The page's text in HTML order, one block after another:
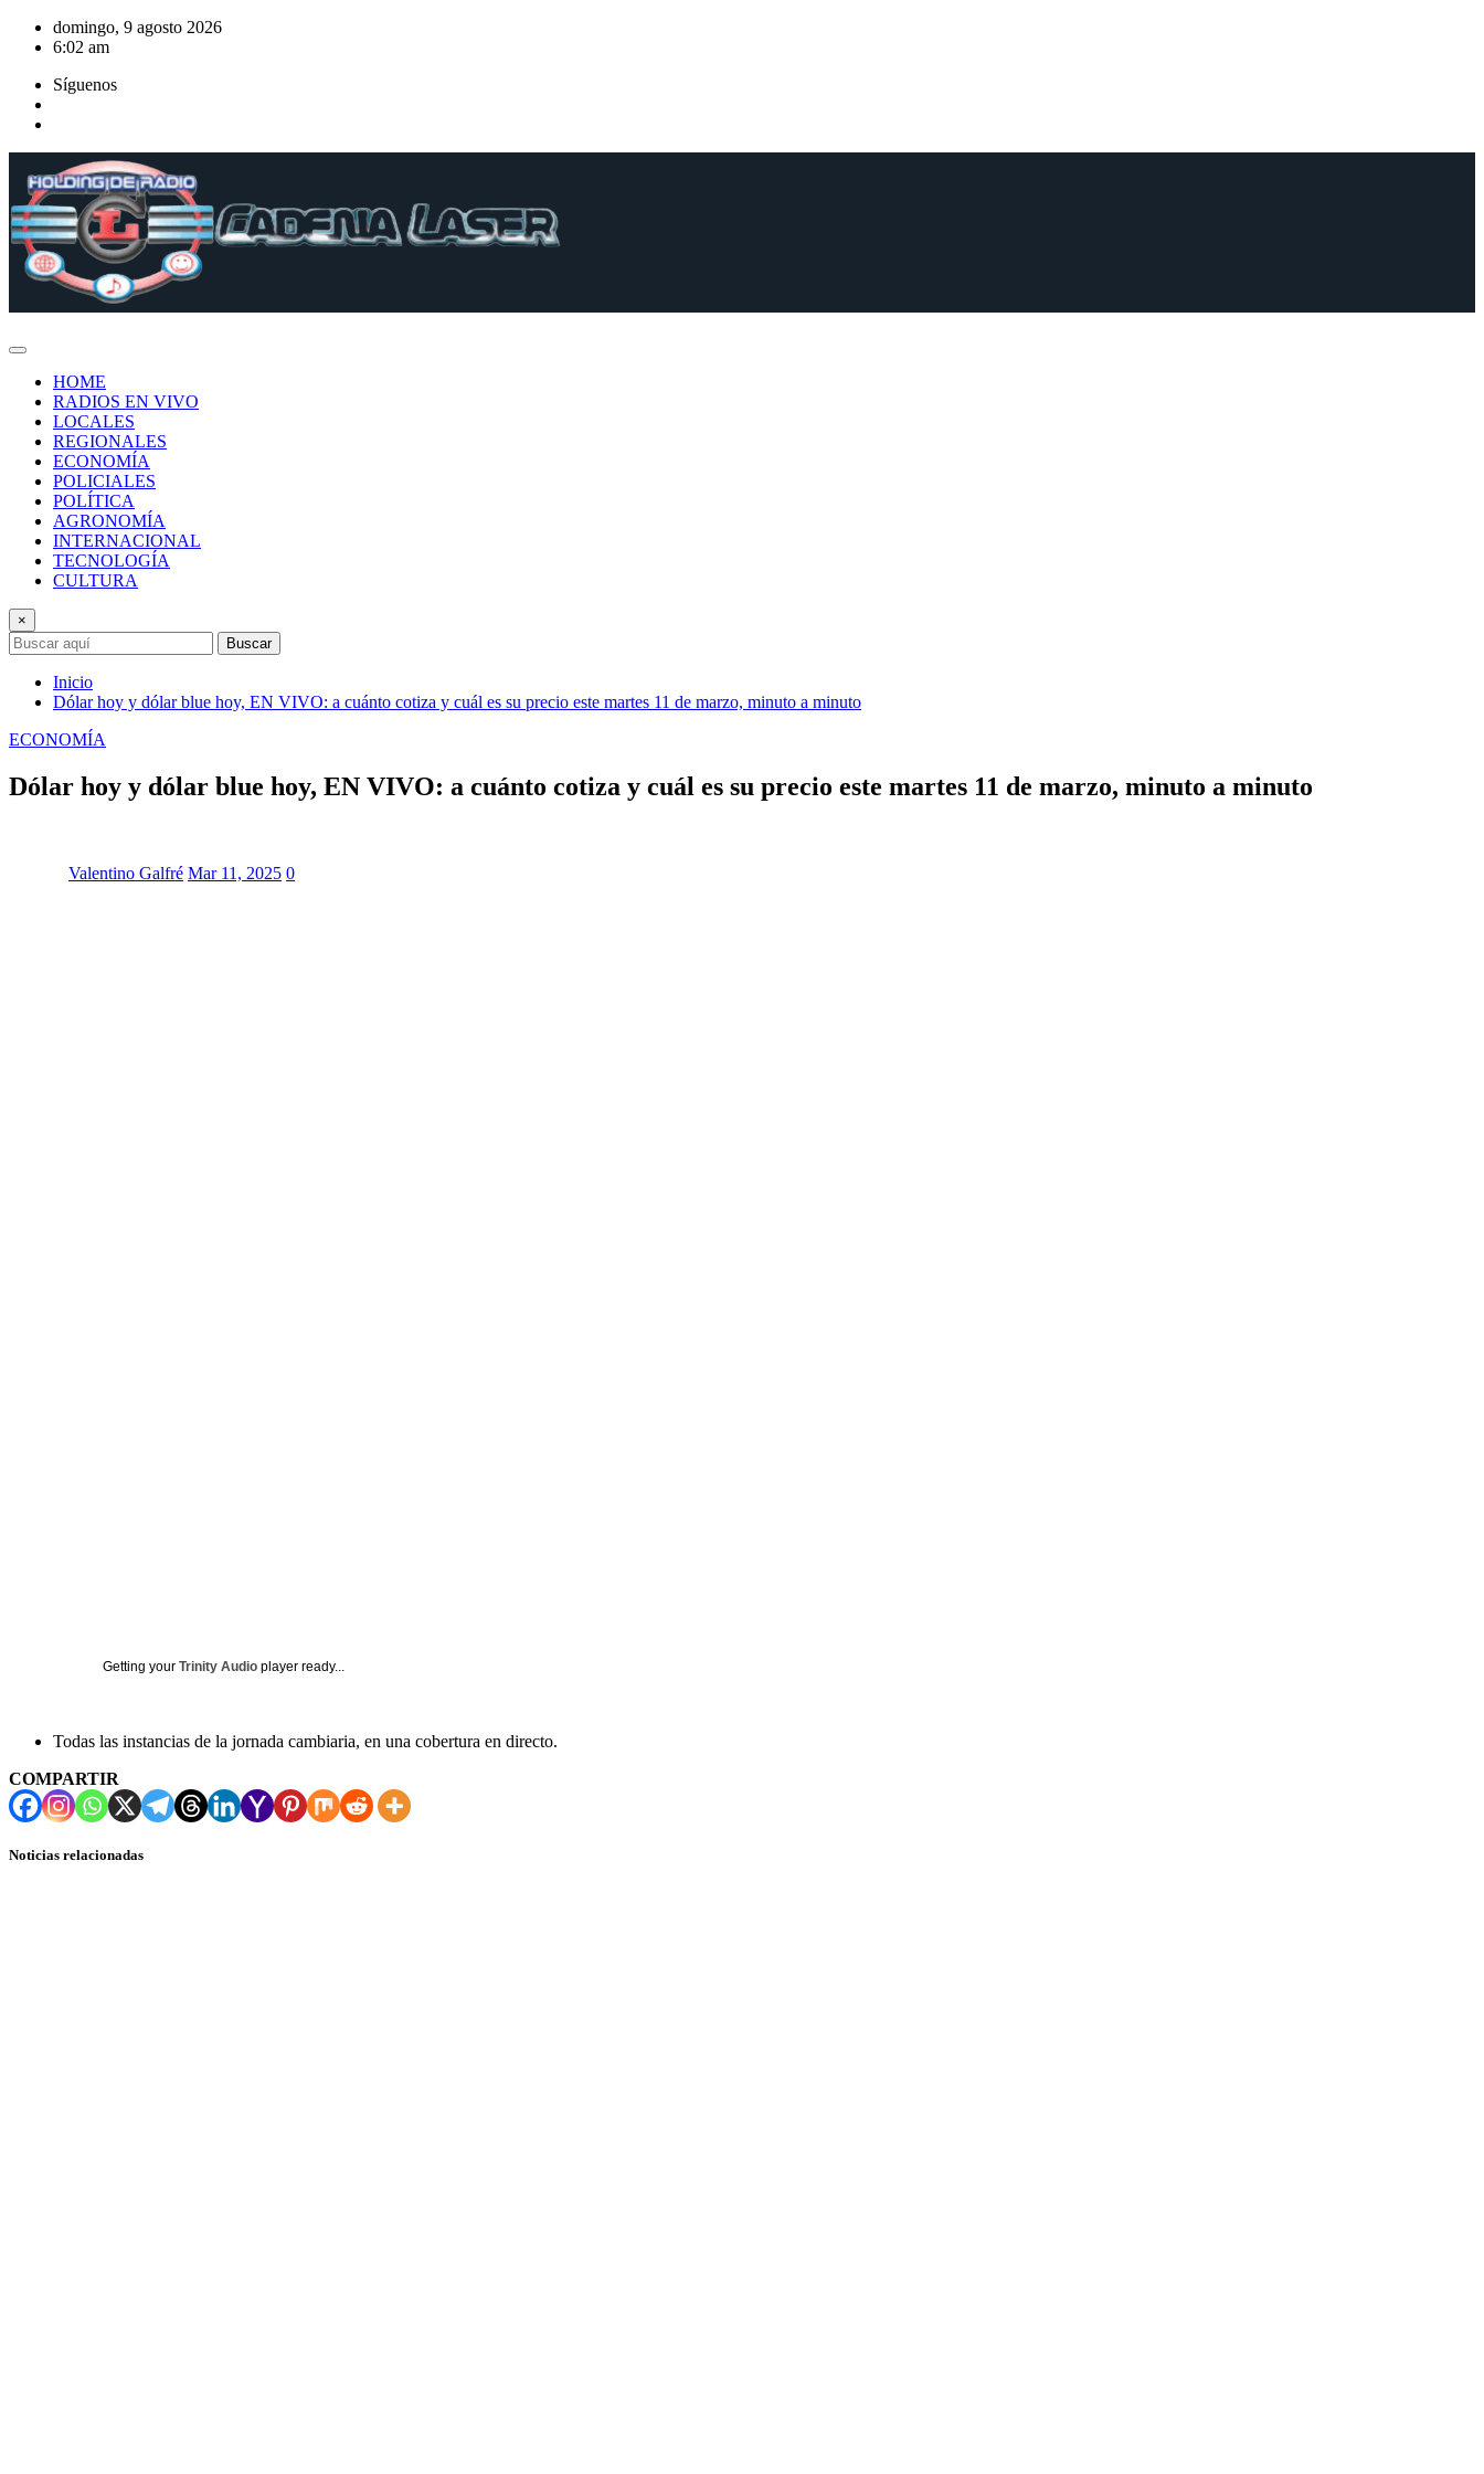
Saltar
domingo, 9 agosto 2026
6:02 am
Síguenos
HOME
RADIOS EN VIVO
LOCALES
REGIONALES
ECONOMÍA
POLICIALES
POLÍTICA
AGRONOMÍA
INTERNACIONAL
TECNOLOGÍA
CULTURA
×
Buscar
Inicio
Dólar hoy y dólar blue hoy, EN VIVO: a cuánto cotiza y cuál es su precio este martes 11 de marzo, minuto a minuto
ECONOMÍA
Dólar hoy y dólar blue hoy, EN VIVO: a cuánto cotiza y cuál es su precio este martes 11 de marzo, minuto a minuto
Valentino Galfré Mar 11, 2025 0
Getting your Trinity Audio player ready...
Todas las instancias de la jornada cambiaria, en una cobertura en directo.
COMPARTIR
Noticias relacionadas